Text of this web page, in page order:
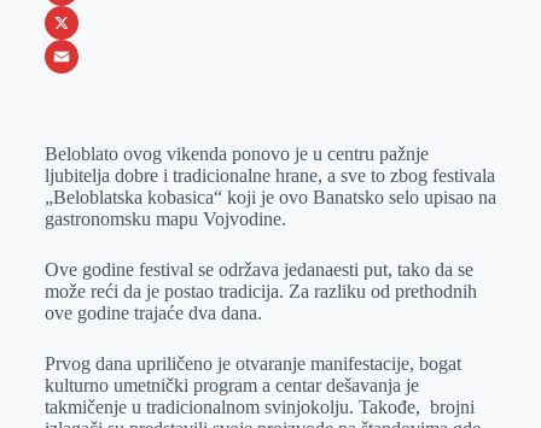
b
o
s
e
e
r
n
k
I
n
i
b
W
h
s
A
p
p
X
a
i
l
Beloblato ovog vikenda ponovo je u centru pažnje
ljubitelja dobre i tradicionalne hrane, a sve to zbog festivala
„Beloblatska kobasica“ koji je ovo Banatsko selo upisao na
gastronomsku mapu Vojvodine.
Ove godine festival se održava jedanaesti put, tako da se
može reći da je postao tradicija. Za razliku od prethodnih
ove godine trajaće dva dana.
Prvog dana upriličeno je otvaranje manifestacije, bogat
kulturno umetnički program a centar dešavanja je
takmičenje u tradicionalnom svinjokolju. Takođe, brojni